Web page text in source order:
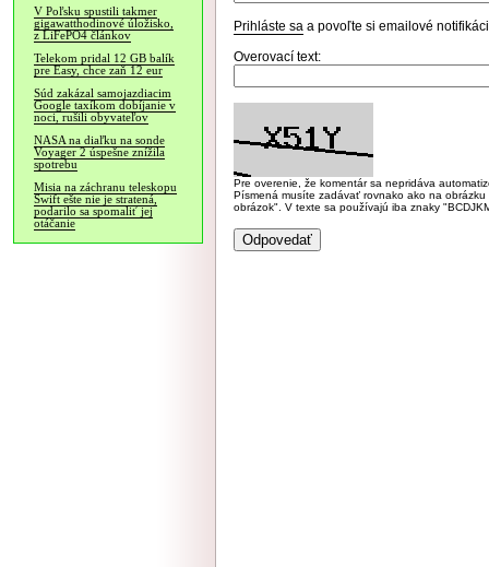
V Poľsku spustili takmer
gigawatthodinové úložisko,
z LiFePO4 článkov
Telekom pridal 12 GB balík
pre Easy, chce zaň 12 eur
Súd zakázal samojazdiacim
Google taxíkom dobíjanie v
noci, rušili obyvateľov
NASA na diaľku na sonde
Voyager 2 úspešne znížila
spotrebu
Misia na záchranu teleskopu
Swift ešte nie je stratená,
podarilo sa spomaliť jej
otáčanie
Prihláste sa a povoľte si emailové
Overovací text:
Pre overenie, že komentár sa nepridáva
Písmená musíte zadávať rovnako ako na
obrázok". V texte sa používajú iba znaky